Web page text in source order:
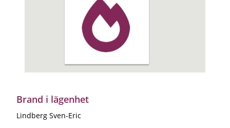
Brand i lägenhet
Lindberg Sven-Eric